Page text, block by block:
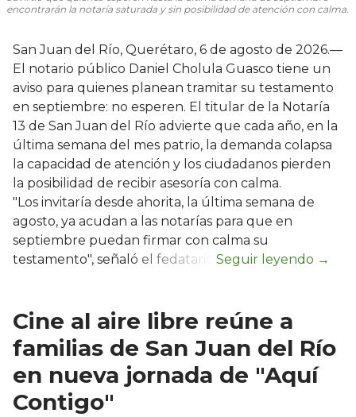
encontrarán la notaría saturada y sin posibilidad de atención con calma.
San Juan del Río, Querétaro, 6 de agosto de 2026.—
El notario público Daniel Cholula Guasco tiene un
aviso para quienes planean tramitar su testamento
en septiembre: no esperen. El titular de la Notaría
13 de San Juan del Río advierte que cada año, en la
última semana del mes patrio, la demanda colapsa
la capacidad de atención y los ciudadanos pierden
la posibilidad de recibir asesoría con calma.
"Los invitaría desde ahorita, la última semana de
agosto, ya acudan a las notarías para que en
septiembre puedan firmar con calma su
testamento", señaló el fedatario.
Cine al aire libre reúne a
familias de San Juan del Río
en nueva jornada de "Aquí
Contigo"